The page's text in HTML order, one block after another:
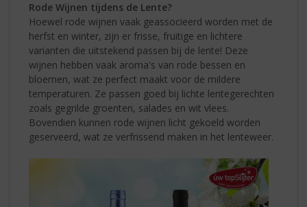
Rode Wijnen tijdens de Lente?
Hoewel rode wijnen vaak geassocieerd worden met de
herfst en winter, zijn er frisse, fruitige en lichtere
varianten die uitstekend passen bij de lente! Deze
wijnen hebben vaak aroma's van rode bessen en
bloemen, wat ze perfect maakt voor de mildere
temperaturen. Ze passen goed bij lichte lentegerechten
zoals gegrilde groenten, salades en wit vlees.
Bovendien kunnen rode wijnen licht gekoeld worden
geserveerd, wat ze verfrissend maken in het lenteweer.